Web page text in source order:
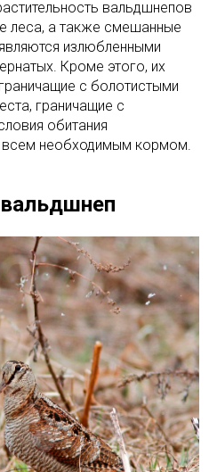
вальдшнепов
леса, а также смешанные
излюбленными
Кроме этого, их
с болотистыми
граничащие с
обитания
необходимым кормом.